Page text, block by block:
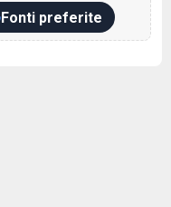
Fonti preferite